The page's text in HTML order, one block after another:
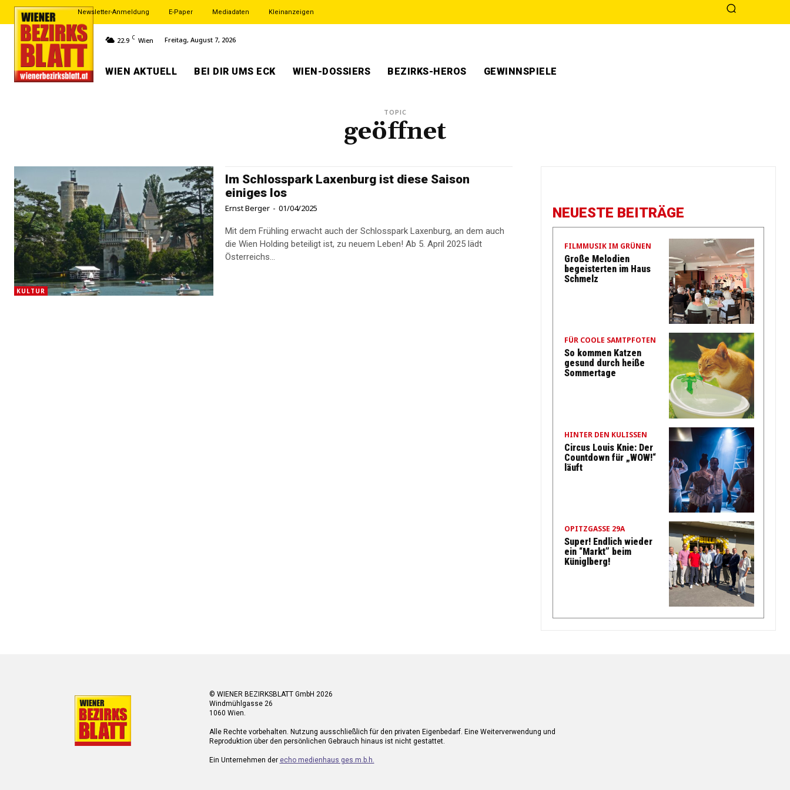
Newsletter-Anmeldung E-Paper Mediadaten Kleinanzeigen
22.9 C Wien Freitag, August 7, 2026
WIEN AKTUELL BEI DIR UMS ECK WIEN-DOSSIERS BEZIRKS-HEROS GEWINNSPIELE
TOPIC
geöffnet
KULTUR
Im Schlosspark Laxenburg ist diese Saison
einiges los
Ernst Berger - 01/04/2025
Mit dem Frühling erwacht auch der Schlosspark Laxenburg, an dem auch
die Wien Holding beteiligt ist, zu neuem Leben! Ab 5. April 2025 lädt
Österreichs...
NEUESTE BEITRÄGE
FILMMUSIK IM GRÜNEN
Große Melodien
begeisterten im Haus
Schmelz
FÜR COOLE SAMTPFOTEN
So kommen Katzen
gesund durch heiße
Sommertage
HINTER DEN KULISSEN
Circus Louis Knie: Der
Countdown für „WOW!“
läuft
OPITZGASSE 29A
Super! Endlich wieder
ein “Markt” beim
Küniglberg!
© WIENER BEZIRKSBLATT GmbH 2026
Windmühlgasse 26
1060 Wien.
Alle Rechte vorbehalten. Nutzung ausschließlich für den privaten Eigenbedarf. Eine Weiterverwendung und
Reproduktion über den persönlichen Gebrauch hinaus ist nicht gestattet.
Ein Unternehmen der echo medienhaus ges.m.b.h.